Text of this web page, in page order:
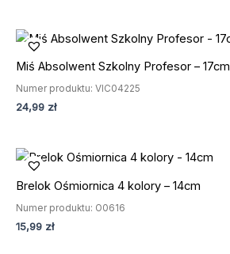
BESTSELLER
Miś Absolwent Szkolny Profesor – 17cm
Numer produktu: VIC04225
24,99 zł
BESTSELLER
Brelok Ośmiornica 4 kolory – 14cm
Numer produktu: O0616
15,99 zł